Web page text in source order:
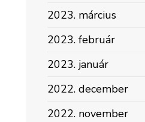
2023. március
2023. február
2023. január
2022. december
2022. november